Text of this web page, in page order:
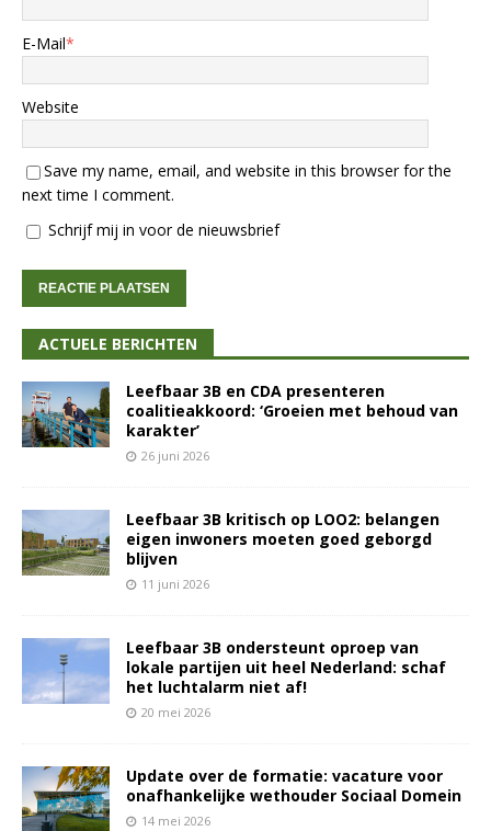
E-Mail*
Website
Save my name, email, and website in this browser for the
next time I comment.
Schrijf mij in voor de nieuwsbrief
ACTUELE BERICHTEN
Leefbaar 3B en CDA presenteren
coalitieakkoord: ‘Groeien met behoud van
karakter’
26 juni 2026
Leefbaar 3B kritisch op LOO2: belangen
eigen inwoners moeten goed geborgd
blijven
11 juni 2026
Leefbaar 3B ondersteunt oproep van
lokale partijen uit heel Nederland: schaf
het luchtalarm niet af!
20 mei 2026
Update over de formatie: vacature voor
onafhankelijke wethouder Sociaal Domein
14 mei 2026